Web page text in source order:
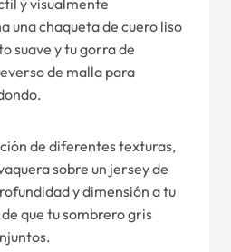
y visualmente
una chaqueta de cuero liso
suave y tu gorra de
de malla para
de diferentes texturas,
sobre un jersey de
y dimensión a tu
que tu sombrero gris